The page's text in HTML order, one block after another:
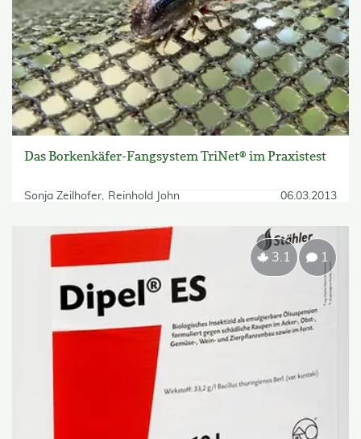
Das Borkenkäfer-Fangsystem TriNet® im Praxistest
Sonja Zeilhofer Reinhold John 06.03.2013
3.1 1